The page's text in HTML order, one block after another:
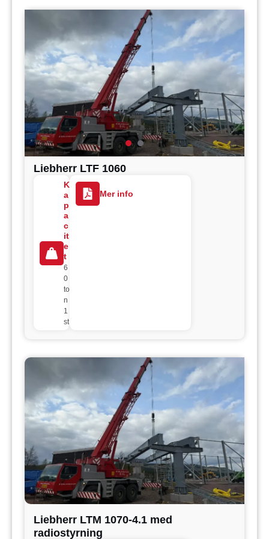
Liebherr LTF 1060
K
a
p
a
c
it
e
t
6
0
to
n
1
st
Mer info
Liebherr LTM 1070-4.1 med
radiostyrning